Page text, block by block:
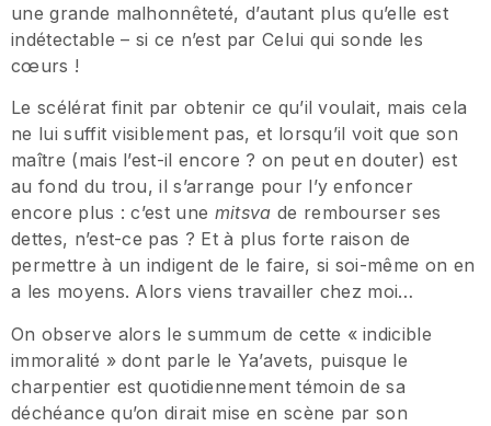
une grande malhonnêteté, d’autant plus qu’elle est
indétectable – si ce n’est par Celui qui sonde les
cœurs !
Le scélérat finit par obtenir ce qu’il voulait, mais cela
ne lui suffit visiblement pas, et lorsqu’il voit que son
maître (mais l’est-il encore ? on peut en douter) est
au fond du trou, il s’arrange pour l’y enfoncer
encore plus : c’est une mitsva de rembourser ses
dettes, n’est-ce pas ? Et à plus forte raison de
permettre à un indigent de le faire, si soi-même on en
a les moyens. Alors viens travailler chez moi…
On observe alors le summum de cette « indicible
immoralité » dont parle le Ya’avets, puisque le
charpentier est quotidiennement témoin de sa
déchéance qu’on dirait mise en scène par son